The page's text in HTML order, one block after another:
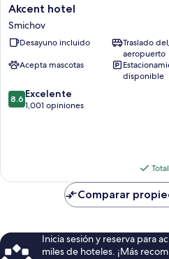
Akcent
hotel
Smichov
Akcent hotel
Smichov
Desayuno incluido
Traslado
aeropuerto
Acepta mascotas
disponible
8.6
de
8.6 Excelente
1,001 opiniones
Comparar
Inicia sesión y reserva para
miles de hoteles. ¡Más